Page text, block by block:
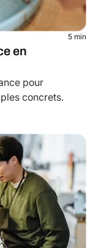
5 min
en
pour
concrets.